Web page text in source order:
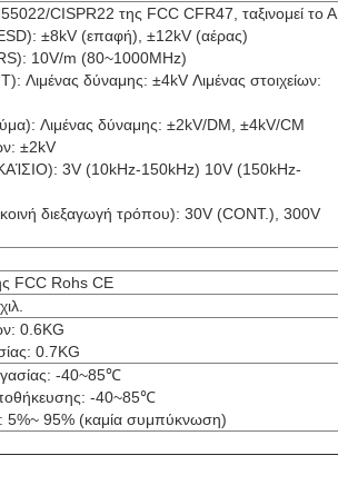
CISPR22 της FCC CFR47, ταξινομεί το Α
±8kV (επαφή), ±12kV (αέρας)
10V/m (80~1000MHz)
Λιμένας δύναμης: ±4kV Λιμένας στοιχείων:
Λιμένας δύναμης: ±2kV/DM, ±4kV/CM
±2kV
3V (10kHz-150kHz) 10V (150kHz-
διεξαγωγή τρόπου): 30V (CONT.), 300V
FCC Rohs CE
0.6KG
0.7KG
-40~85℃
-40~85℃
5%~ 95% (καμία συμπύκνωση)